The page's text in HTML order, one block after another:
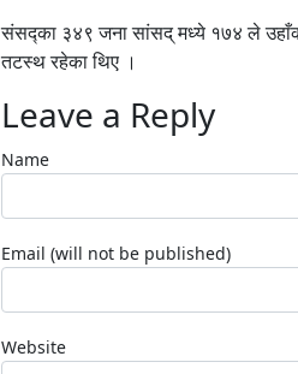
संसद्का ३४९ जना सांसद् मध्ये १७४ ले
तटस्थ रहेका थिए ।
Leave a Reply
Name
Email (will not be published)
Website